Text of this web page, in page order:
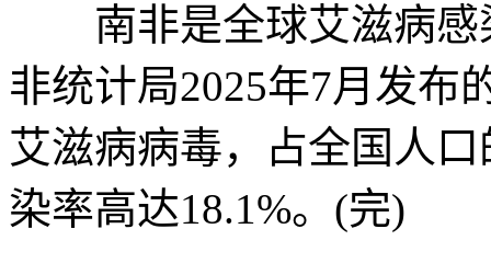
南非是全球艾滋病感
非统计局2025年7月发布
艾滋病病毒，占全国人
染率高达18.1%。(完)